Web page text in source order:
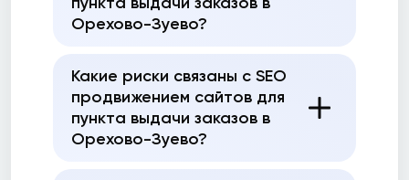
Орехово-Зуево?
Какие риски связаны с SEO
продвижением сайтов для
пункта выдачи заказов в
Орехово-Зуево?